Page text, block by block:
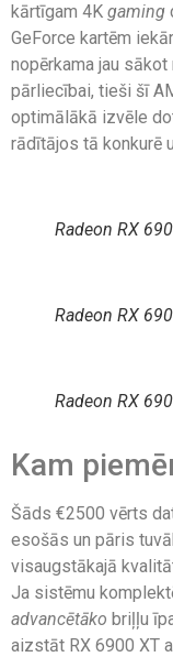
kārtīgam 4K gaming
GeForce kartēm
nopērkama jau
pārliecībai, tieši šī
optimālākā izvēle
rādītājos tā konkurē
Radeon RX
Radeon RX
Radeon RX
Kam
Šāds €2500 vērts
esošās un pāris
visaugstākajā
Ja sistēmu
advancētāko briļļu
aizstāt RX 6900 XT